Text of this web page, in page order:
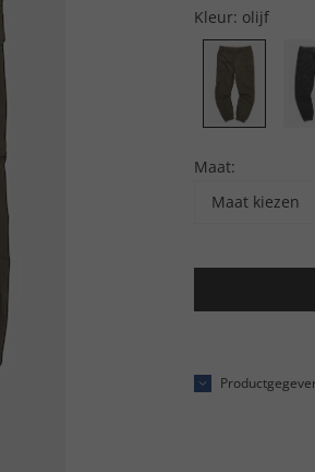
Kleur: olijf
Maat:
Maat kiezen